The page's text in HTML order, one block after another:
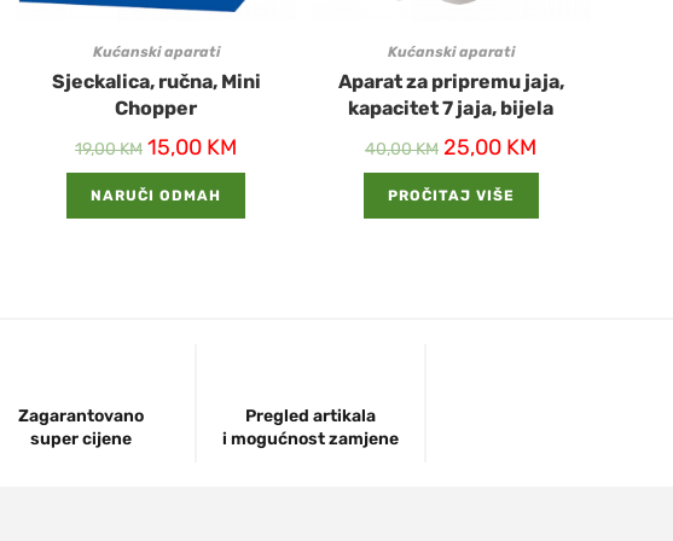
Kućanski aparati
Sjeckalica, ručna, Mini
Chopper
19,00KM 15,00 KM
NARUČI ODMAH
Kućanski aparati
Aparat za pripremu jaja,
kapacitet 7 jaja, bijela
40,00KM 25,00 KM
PROČITAJ VIŠE
Zagarantovano
super cijene
Pregled artikala
i mogućnost zamjene